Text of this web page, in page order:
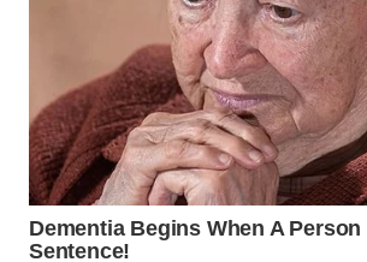
MANDALIKA
WN
LIKUPANG
WN
LABUANBAJO